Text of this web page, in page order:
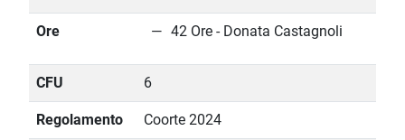
Ore 42 Ore - Donata Castagnoli
CFU 6
Regolamento Coorte 2024